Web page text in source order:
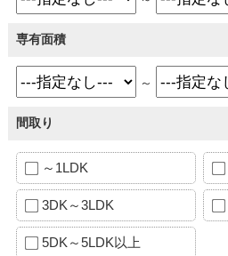
専有面積
～
間取り
～1LDK
3DK～3LDK
5DK～5LDK以上